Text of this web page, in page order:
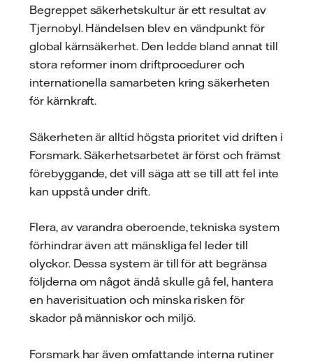
Begreppet säkerhetskultur är ett resultat av
Tjernobyl. Händelsen blev en vändpunkt för
global kärnsäkerhet. Den ledde bland annat till
stora reformer inom driftprocedurer och
internationella samarbeten kring säkerheten
för kärnkraft.
Säkerheten är alltid högsta prioritet vid driften i
Forsmark. Säkerhetsarbetet är först och främst
förebyggande, det vill säga att se till att fel inte
kan uppstå under drift.
Flera, av varandra oberoende, tekniska system
förhindrar även att mänskliga fel leder till
olyckor. Dessa system är till för att begränsa
följderna om något ändå skulle gå fel, hantera
en haverisituation och minska risken för
skador på människor och miljö.
Forsmark har även omfattande interna rutiner